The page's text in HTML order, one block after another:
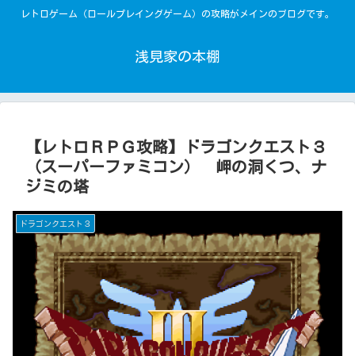
レトロゲーム（ロールプレイングゲーム）の攻略がメインのブログです。
浅見家の本棚
【レトロＲＰＧ攻略】ドラゴンクエスト３
（スーパーファミコン） 岬の洞くつ、ナ
ジミの塔
ドラゴンクエスト３